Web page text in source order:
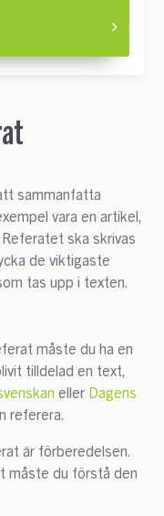
sammanfatta
vara en artikel,
ska skrivas
de viktigaste
tas upp i texten.
måste du ha en
tilldelad en text,
eller Dagens
referera.
är förberedelsen.
måste du förstå den